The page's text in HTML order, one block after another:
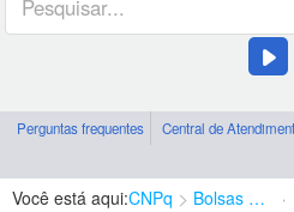
Perguntas frequentes Central de
Você está aqui:CNPq Bolsas e Auxílios Vigentes